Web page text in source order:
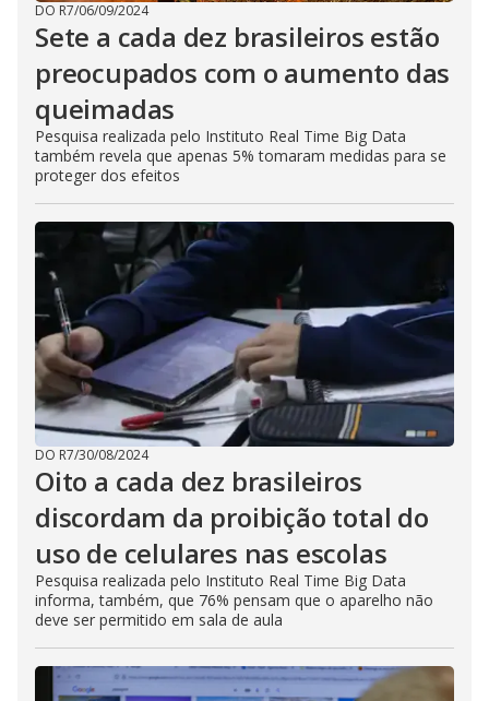
DO R7/06/09/2024
Sete a cada dez brasileiros estão
preocupados com o aumento das
queimadas
Pesquisa realizada pelo Instituto Real Time Big Data
também revela que apenas 5% tomaram medidas para se
proteger dos efeitos
DO R7/30/08/2024
Oito a cada dez brasileiros
discordam da proibição total do
uso de celulares nas escolas
Pesquisa realizada pelo Instituto Real Time Big Data
informa, também, que 76% pensam que o aparelho não
deve ser permitido em sala de aula